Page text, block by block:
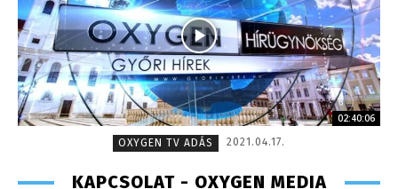
02:40:06
OXYGEN TV ADÁS
2021.04.17.
KAPCSOLAT - OXYGEN MEDIA